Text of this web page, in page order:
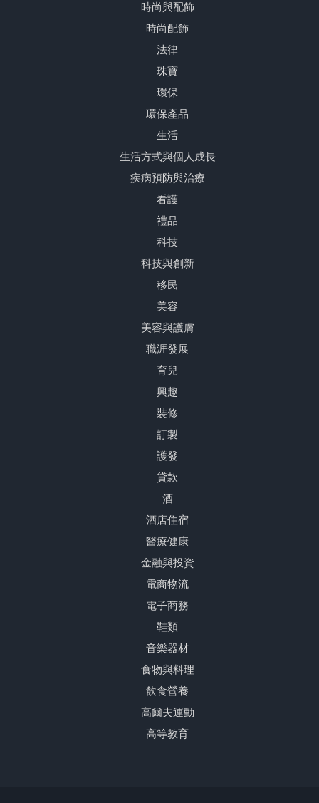
時尚與配飾
時尚配飾
法律
珠寶
環保
環保產品
生活
生活方式與個人成長
疾病預防與治療
看護
禮品
科技
科技與創新
移民
美容
美容與護膚
職涯發展
育兒
興趣
裝修
訂製
護發
貸款
酒
酒店住宿
醫療健康
金融與投資
電商物流
電子商務
鞋類
音樂器材
食物與料理
飲食營養
高爾夫運動
高等教育